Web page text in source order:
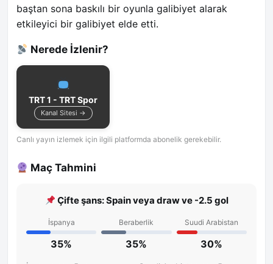
baştan sona baskılı bir oyunla galibiyet alarak
etkileyici bir galibiyet elde etti.
Nerede İzlenir?
TRT 1 - TRT Spor
Kanal Sitesi →
Canlı yayın izlemek için ilgili platformda abonelik gerekebilir.
Maç Tahmini
Çifte şans: Spain veya draw ve -2.5 gol
İspanya
35%
Beraberlik
35%
Suudi Arabistan
30%